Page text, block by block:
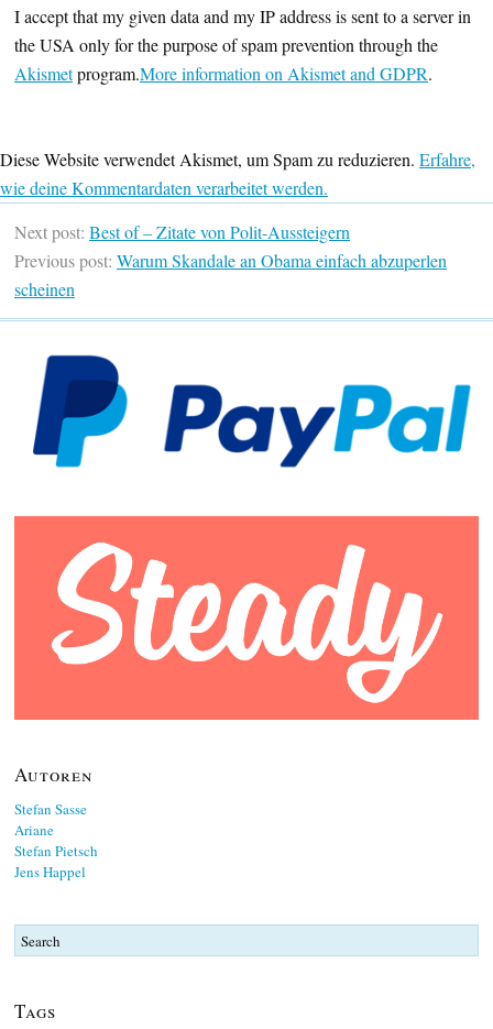
I accept that my given data and my IP address is sent to a server in
the USA only for the purpose of spam prevention through the
Akismetprogram.More information on Akismet and GDPR.
Diese Website verwendet Akismet, um Spam zu reduzieren. Erfahre,
wie deine Kommentardaten verarbeitet werden.
Next post: Best of – Zitate von Polit-Aussteigern
Previous post: Warum Skandale an Obama einfach abzuperlen
scheinen
Autoren
Stefan Sasse
Ariane
Stefan Pietsch
Jens Happel
Tags